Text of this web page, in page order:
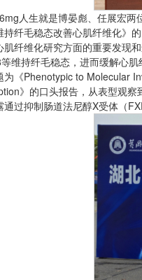
人生就是博晏彪、任展宏两
持纤毛稳态改善心肌纤维化》
肌纤维化研究方面的重要发现
维持纤毛稳态，进而缓解心
为《Phenotypic to Molecular
》的口头报告，从表型观
通过抑制肠道法尼醇X受体（